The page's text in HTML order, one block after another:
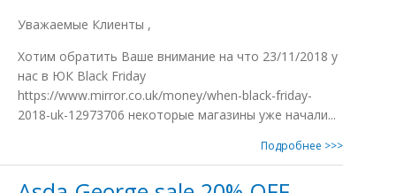
Уважаемые Клиенты ,
Xотим обратить Ваше внимание на что 23/11/2018 у
нас в ЮК Black Friday
https://www.mirror.co.uk/money/when-black-friday-
2018-uk-12973706 некоторые магазины уже начали...
Подробнее >>>